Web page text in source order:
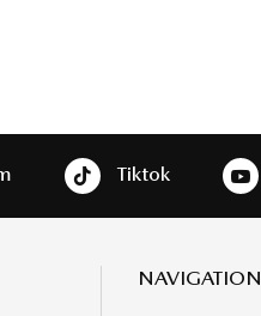
Tiktok
NAVIGATION